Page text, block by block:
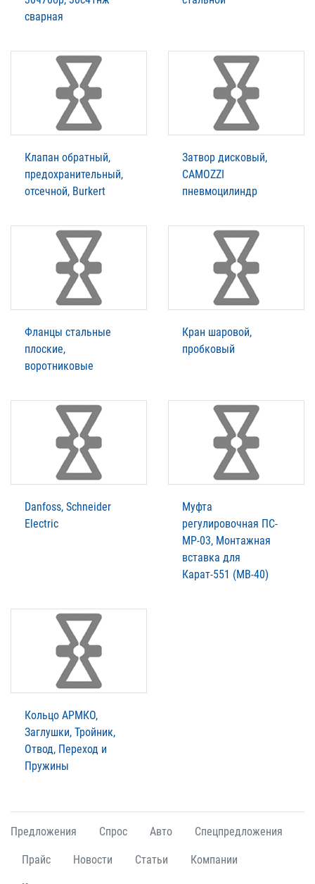
сварная
Клапан обратный,
предохранительный,
отсечной, Burkert
Затвор дисковый,
CAMOZZI
пневмоцилиндр
Фланцы стальные
плоские,
воротниковые
Кран шаровой,
пробковый
Danfoss, Schneider
Electric
Муфта
регулировочная ПС-
МР-03, Монтажная
вставка для
Карат-551 (МВ-40)
Кольцо АРМКО,
Заглушки, Тройник,
Отвод, Переход и
Пружины
Предложения Спрос Авто Спецпредложения
Прайс Новости Статьи Компании